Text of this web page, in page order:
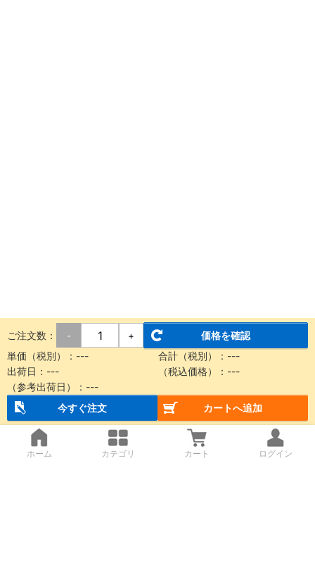
ご注文数： - +
価格を確認
単価（税別）： --- 合計（税別）： ---
出荷日： --- （税込価格）： ---
（参考出荷日）： ---
今すぐ注文
カートへ追加
ホーム カテゴリ カート ログイン